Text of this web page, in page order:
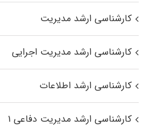
کارشناسی ارشد مدیریت
کارشناسی ارشد مدیریت اجرایی
کارشناسی ارشد اطلاعات
کارشناسی ارشد مدیریت دفاعی ۱